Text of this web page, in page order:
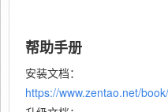
帮助手册
安装文档：
https://www.zentao.net/